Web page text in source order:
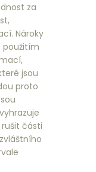
za
Nároky
použitím
jsou
proto
části